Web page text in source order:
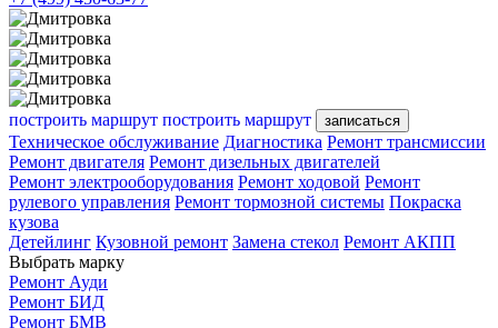
построить маршрут построить маршрут записаться
Техническое обслуживание Диагностика Ремонт трансмиссии
Ремонт двигателя Ремонт дизельных двигателей
Ремонт электрооборудования Ремонт ходовой Ремонт
рулевого управления Ремонт тормозной системы Покраска
кузова
Детейлинг Кузовной ремонт Замена стекол Ремонт АКПП
Выбрать марку
Ремонт Ауди
Ремонт БИД
Ремонт БМВ